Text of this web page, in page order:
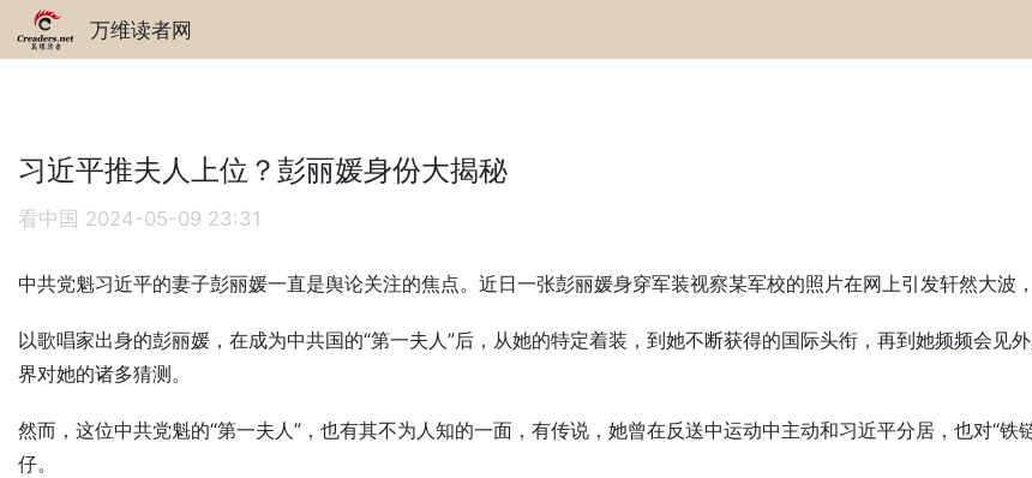
万维读者网
习近平推夫人上位？彭丽媛身份大揭秘
看中国 2024-05-09 23:31
中共党魁习近平的妻子彭丽媛一直是舆论关注的焦点。近日一张彭丽媛身穿军装视察某军校的照片在网上引发轩然大波
以歌唱家出身的彭丽媛，在成为中共国的“第一夫人”后，从她的特定着装，到她不断获得的国际头衔，再到她频频会见
界对她的诸多猜测。
然而，这位中共党魁的“第一夫人”，也有其不为人知的一面，有传说，她曾在反送中运动中主动和习近平分居，也对“
仔。